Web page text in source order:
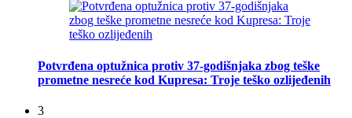
Potvrđena optužnica protiv 37-godišnjaka zbog teške
prometne nesreće kod Kupresa: Troje teško ozlijeđenih
3